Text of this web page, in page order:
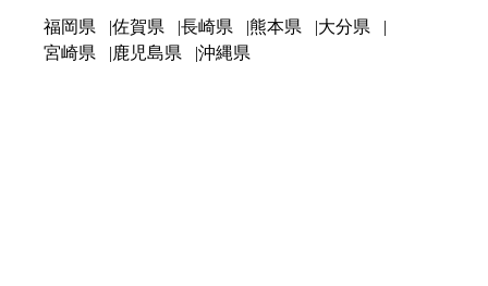
福岡県 佐賀県 長崎県 熊本県
大分県
宮崎県
鹿児島県 沖縄県